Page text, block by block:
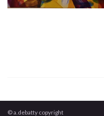
© a.debatty copyright